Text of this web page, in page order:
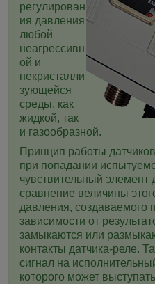
регулирован
ия давления
любой
неагрессивн
ой и
некристалли
зующейся
среды, как
жидкой, так
и газообразной.
Принцип работы
при попадании
чувствительный элемент
сравнение величины
давления, создаваемого
зависимости от
замыкаются или
контакты датчика-реле.
сигнал на
которого может